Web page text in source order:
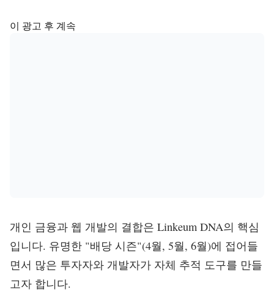
이 광고 후 계속
개인 금융과 웹 개발의 결합은 Linkeum DNA의 핵심
입니다. 유명한 "배당 시즌"(4월, 5월, 6월)에 접어들
면서 많은 투자자와 개발자가 자체 추적 도구를 만들
고자 합니다.